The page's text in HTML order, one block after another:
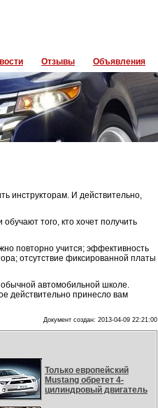
Отзывы Объявления
инструкторам. И действительно,
того, кто хочет получить
повторно учится; эффективность
отсутствие фиксированной платы
автомобильной школе.
действительно принесло вам
Документ создан: 2013-04-09 22:21:00
Только европейский
Mustang обретет 4-
цилиндровый двигатель